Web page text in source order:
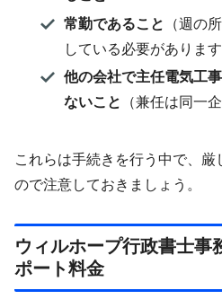
常勤であること
（週の
している必要があります
他の会社で主任電気工
ないこと
（兼任は同一
これらは手続きを行う中で、
ので注意しておきましょう。
ウィルホープ行政書士事
ポート料金